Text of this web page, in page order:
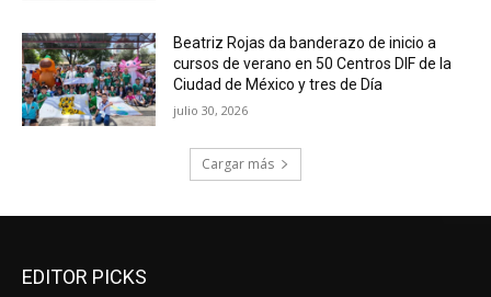
Beatriz Rojas da banderazo de inicio a
cursos de verano en 50 Centros DIF de la
Ciudad de México y tres de Día
julio 30, 2026
Cargar más
EDITOR PICKS